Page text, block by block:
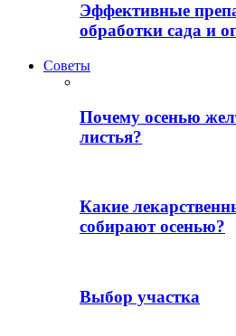
Эффективные
обработки сада и
Советы
Почему осенью
листья?
Какие
собирают осенью?
Выбор участка